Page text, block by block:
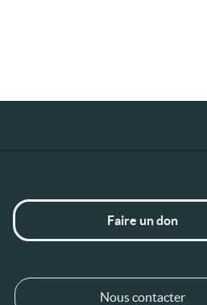
Faire un don
Nous contacter